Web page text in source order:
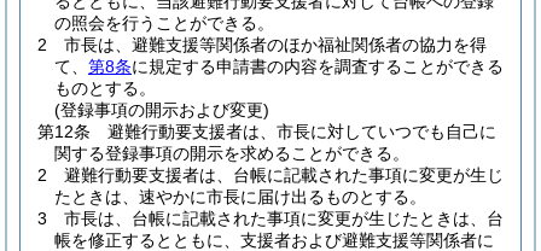
の照会を行うことができる。
2
市長は、避難支援等関係者のほか福祉関係者の協力を得
て、 第8条に規定する申請書の内容を調査することができる
ものとする。
(登録事項の開示および変更)
第12条
避難行動要支援者は、市長に対していつでも自己に
関する登録事項の開示を求めることができる。
2
避難行動要支援者は、台帳に記載された事項に変更が生じ
たときは、速やかに市長に届け出るものとする。
3
市長は、台帳に記載された事項に変更が生じたときは、台
帳を修正するとともに、支援者および避難支援等関係者に